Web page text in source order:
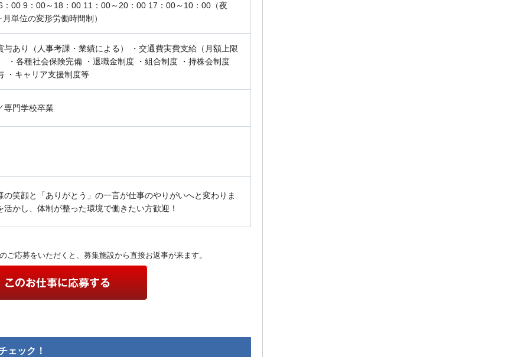
：00 9：00～18：00 11：00～20：00 17：00～10：00（夜
単位の変形労働時間制）
与あり（人事考課・業績による） ・交通費実費支給（月額上限
・各種社会保険完備 ・退職金制度 ・組合制度 ・持株会制度
・キャリア支援制度等
専門学校卒業
の笑顔と「ありがとう」の一言が仕事のやりがいへと変わりま
活かし、体制が整った環境で働きたい方歓迎！
ご応募をいただくと、募集施設から直接お返事が来ます。
ェック！